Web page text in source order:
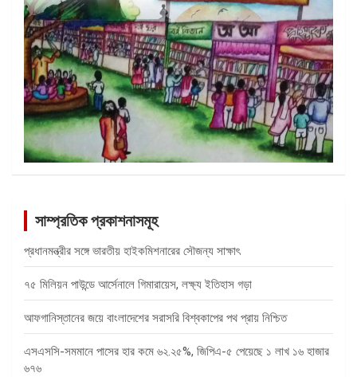
সাম্প্রতিক প্রকাশনাসমূহ
প্রধানমন্ত্রীর সঙ্গে ভারতীয় হাইকমিশনারের সৌজন্য সাক্ষাৎ
৭৫ মিলিয়ন পাউন্ডে আর্সেনালে গিমারায়েস, লক্ষ্য ইতিহাস গড়া
আফগানিস্তানের জয়ে বাংলাদেশের সরাসরি বিশ্বকাপের পথ প্রায় নিশ্চিত
এসএসসি-সমমানে পাসের হার কমে ৬২.২৫%, জিপিএ-৫ পেয়েছে ১ লাখ ১৬ হাজার
৬৭৬